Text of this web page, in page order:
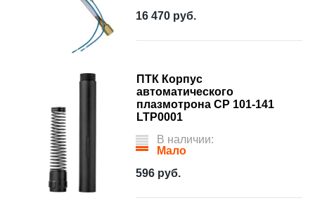
16 470 руб.
ПТК Корпус
автоматического
плазмотрона CP 101-141
LTP0001
В наличии:
Мало
596 руб.